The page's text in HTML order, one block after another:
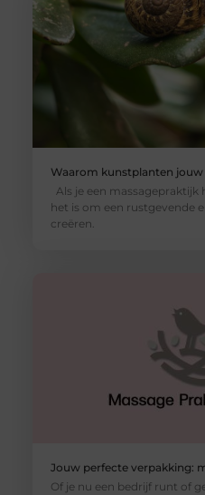
Waarom kunstplanten
Als je een
het is om een rustgevende
creëren.
Jouw perfecte verpakking:
Of je nu een bedrijf runt of